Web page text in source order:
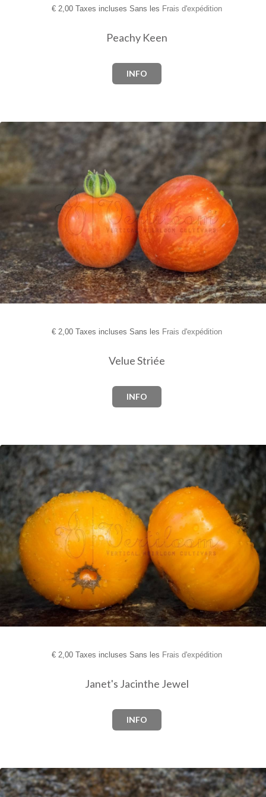
€2,00 Taxes incluses Sans les Frais d'expédition
Peachy Keen
INFO
€2,00 Taxes incluses Sans les Frais d'expédition
Velue Striée
INFO
€2,00 Taxes incluses Sans les Frais d'expédition
Janet's Jacinthe Jewel
INFO